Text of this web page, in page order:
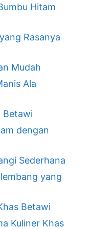
Hitam
Rasanya
Mudah
Ala
Betawi
dengan
Sederhana
yang
Betawi
Kuliner Khas